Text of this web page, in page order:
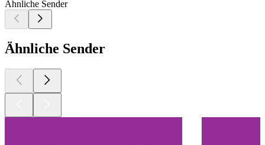
Ähnliche Sender
Ähnliche Sender